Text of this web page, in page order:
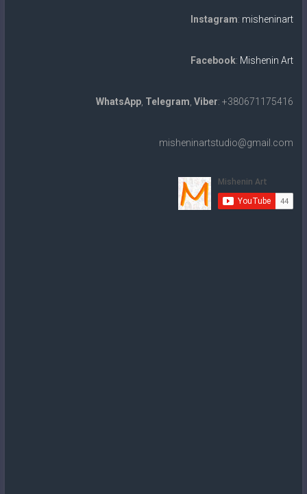
Instagram: misheninart
Facebook: Mishenin Art
WhatsApp Telegram Viber: +380671175416
misheninartstudio@gmail.com